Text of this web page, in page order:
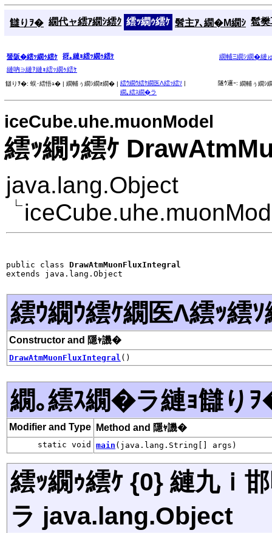
讎りｦ� 繝代ャ繧ｱ繝ｼ繧ｸ 繧ｯ繝ｩ繧ｹ 髫主ｱ､繝�Μ繝ｼ 髱
蜑阪�繧ｯ繝ｩ繧ｹ 谺｡縺ｮ繧ｯ繝ｩ繧ｹ
繝輔Ξ繝ｼ繝�縺
縺吶∋縺ｦ縺ｮ繧ｯ繝ｩ繧ｹ
讎りｦ�: 蜈･繧悟ｭ� | 繝輔ぅ繝ｼ繝ｫ繝� | 繧ｳ繝ｳ繧ｹ繝医Λ繧ｯ繧ｿ |
繝｡繧ｽ繝�ラ
隧ｳ邏ｰ: 繝輔ぅ繝ｼ
iceCube.uhe.muonModel
繧ｯ繝ｩ繧ｹ
java.lang.Object
public class DrawAtmMuonFluxIntegral
extends java.lang.Object
繧ｳ繝ｳ繧ｹ繝医Λ繧ｯ繧
Constructor and 隱ｬ譏�
DrawAtmMuonFluxIntegral ()
繝｡繧ｽ繝�ラ縺ｮ讎り
Modifier and Type Method and 隱ｬ譏�
static void main (java.lang.String[] args)
繧ｯ繝ｩ繧ｹ {0} 縺九ｉ
ラ java.lang.Object